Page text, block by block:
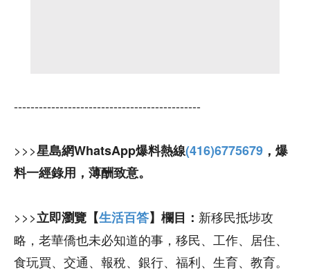
---------------------------------------------
>>>星島網WhatsApp爆料熱線(416)6775679 ，爆
料一經錄用，薄酬致意。
>>>立即瀏覽【生活百答】欄目： 新移民抵埗攻
略，老華僑也未必知道的事，移民、工作、居住、
食玩買、交通、報稅、銀行、福利、生育、教育。